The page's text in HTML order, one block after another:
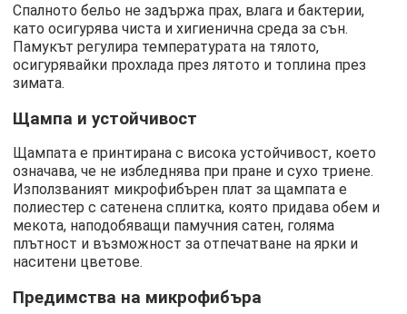
Спалното бельо не задържа прах, влага и бактерии,
като осигурява чиста и хигиенична среда за сън.
Памукът регулира температурата на тялото,
осигурявайки прохлада през лятото и топлина през
зимата.
Щампа и устойчивост
Щампата е принтирана с висока устойчивост, което
означава, че не избледнява при пране и сухо триене.
Използваният микрофибърен плат за щампата е
полиестер с сатенена сплитка, която придава обем и
мекота, наподобяващи памучния сатен, голяма
плътност и възможност за отпечатване на ярки и
наситени цветове.
Предимства на микрофибъра